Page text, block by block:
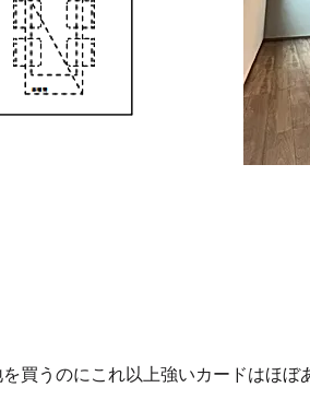
買うのにこれ以上強いカードはほぼ